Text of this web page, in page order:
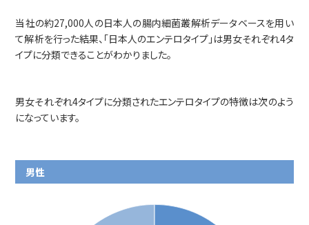
当社の約27,000人の日本人の腸内細菌叢解析データベースを用い
て解析を行った結果、「日本人のエンテロタイプ」は男女それぞれ4タ
イプに分類できることがわかりました。
男女それぞれ4タイプに分類されたエンテロタイプの特徴は次のよう
になっています。
男性
医食品
受託検査・受託研究
アドバイザリーボード